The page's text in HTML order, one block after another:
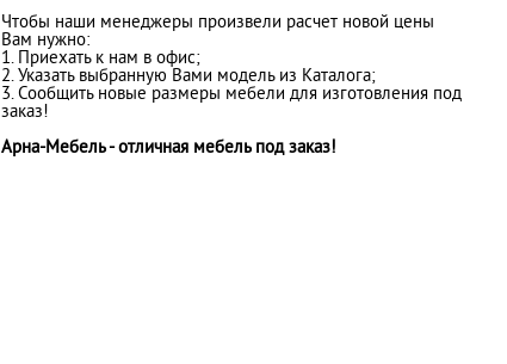
Чтобы наши менеджеры произвели расчет новой цены
Вам нужно:
1. Приехать к нам в офис;
2. Указать выбранную Вами модель из Каталога;
3. Сообщить новые размеры мебели для изготовления под
заказ!
Арна-Мебель - отличная мебель под заказ!